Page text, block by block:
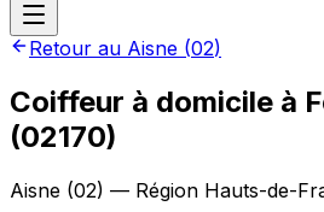
Retour au Aisne (02)
Coiffeur à domicile à
(02170)
Aisne (02) — Région Hauts-de-